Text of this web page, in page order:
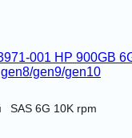
001 HP 900GB
gen9/gen10
SAS 6G 10K rpm